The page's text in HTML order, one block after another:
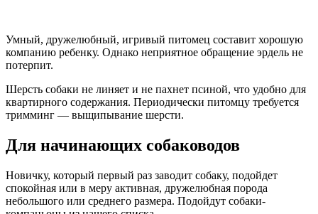
Умный, дружелюбный, игривый питомец составит хорошую
компанию ребенку. Однако неприятное обращение эрдель не
потерпит.
Шерсть собаки не линяет и не пахнет псиной, что удобно для
квартирного содержания. Периодически питомцу требуется
тримминг — выщипывание шерсти.
Для начинающих собаководов
Новичку, который первый раз заводит собаку, подойдет
спокойная или в меру активная, дружелюбная порода
небольшого или среднего размера. Подойдут собаки-